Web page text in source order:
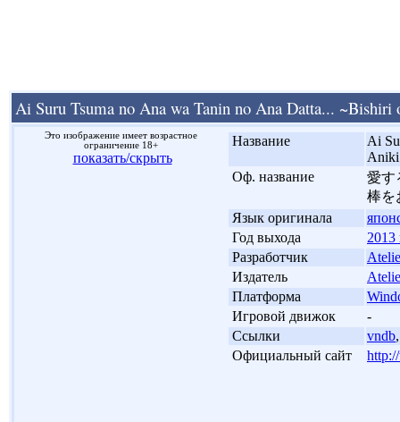
Ai Suru Tsuma no Ana wa Tanin no Ana Datta...
Это изображение имеет возрастное
ограничение 18+
показать/скрыть
Название
Ai
Aniki
Оф. название
愛す
棒を
Язык оригинала
Год выхода
2013
Разработчик
Издатель
Платформа
Игровой движок
-
Ссылки vndb
Официальный сайт